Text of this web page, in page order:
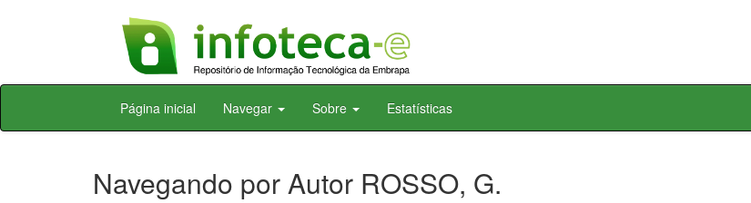
Skip
Página inicial Navegar Sobre Estatísticas
Navegando por Autor ROSSO, G.